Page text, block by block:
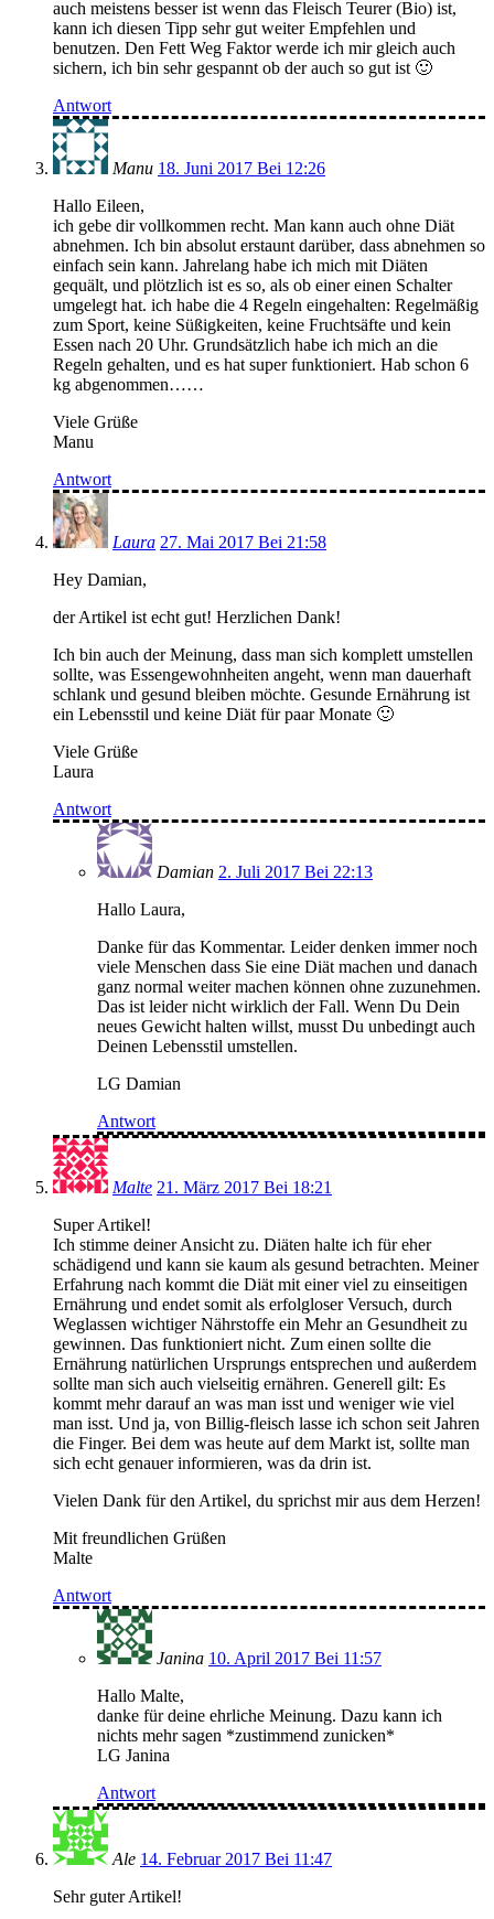
auch meistens besser ist wenn das Fleisch Teurer (Bio) ist,
kann ich diesen Tipp sehr gut weiter Empfehlen und
benutzen. Den Fett Weg Faktor werde ich mir gleich auch
sichern, ich bin sehr gespannt ob der auch so gut ist 🙂
Antwort
Manu 18. Juni 2017 Bei 12:26
Hallo Eileen,
ich gebe dir vollkommen recht. Man kann auch ohne Diät
abnehmen. Ich bin absolut erstaunt darüber, dass abnehmen so
einfach sein kann. Jahrelang habe ich mich mit Diäten
gequält, und plötzlich ist es so, als ob einer einen Schalter
umgelegt hat. ich habe die 4 Regeln eingehalten: Regelmäßig
zum Sport, keine Süßigkeiten, keine Fruchtsäfte und kein
Essen nach 20 Uhr. Grundsätzlich habe ich mich an die
Regeln gehalten, und es hat super funktioniert. Hab schon 6
kg abgenommen……
Viele Grüße
Manu
Antwort
Laura 27. Mai 2017 Bei 21:58
Hey Damian,
der Artikel ist echt gut! Herzlichen Dank!
Ich bin auch der Meinung, dass man sich komplett umstellen
sollte, was Essengewohnheiten angeht, wenn man dauerhaft
schlank und gesund bleiben möchte. Gesunde Ernährung ist
ein Lebensstil und keine Diät für paar Monate 🙂
Viele Grüße
Laura
Antwort
Damian 2. Juli 2017 Bei 22:13
Hallo Laura,
Danke für das Kommentar. Leider denken immer noch
viele Menschen dass Sie eine Diät machen und danach
ganz normal weiter machen können ohne zuzunehmen.
Das ist leider nicht wirklich der Fall. Wenn Du Dein
neues Gewicht halten willst, musst Du unbedingt auch
Deinen Lebensstil umstellen.
LG Damian
Antwort
Malte 21. März 2017 Bei 18:21
Super Artikel!
Ich stimme deiner Ansicht zu. Diäten halte ich für eher
schädigend und kann sie kaum als gesund betrachten. Meiner
Erfahrung nach kommt die Diät mit einer viel zu einseitigen
Ernährung und endet somit als erfolgloser Versuch, durch
Weglassen wichtiger Nährstoffe ein Mehr an Gesundheit zu
gewinnen. Das funktioniert nicht. Zum einen sollte die
Ernährung natürlichen Ursprungs entsprechen und außerdem
sollte man sich auch vielseitig ernähren. Generell gilt: Es
kommt mehr darauf an was man isst und weniger wie viel
man isst. Und ja, von Billig-fleisch lasse ich schon seit Jahren
die Finger. Bei dem was heute auf dem Markt ist, sollte man
sich echt genauer informieren, was da drin ist.
Vielen Dank für den Artikel, du sprichst mir aus dem Herzen!
Mit freundlichen Grüßen
Malte
Antwort
Janina 10. April 2017 Bei 11:57
Hallo Malte,
danke für deine ehrliche Meinung. Dazu kann ich
nichts mehr sagen *zustimmend zunicken*
LG Janina
Antwort
Ale 14. Februar 2017 Bei 11:47
Sehr guter Artikel!